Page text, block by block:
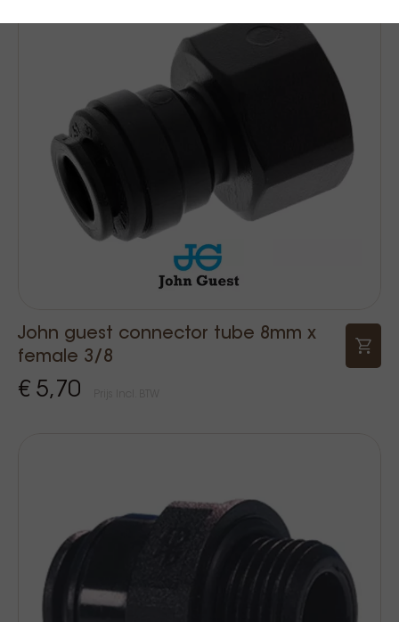
John guest connector tube 8mm x
female 3/8
€ 5,70